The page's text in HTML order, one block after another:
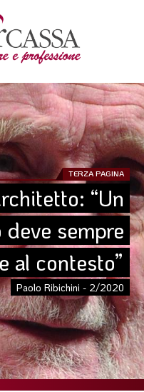
TERZA PAGINA
“Un
sempre
al contesto”
Paolo Ribichini - 2/2020